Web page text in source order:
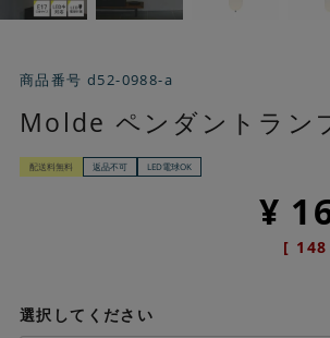
商品番号 d52-0988-a
Molde ペンダントラン
配送料無料 返品不可 LED電球OK
¥
[ 148
選択してください